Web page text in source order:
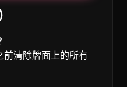
前清除牌面上的所有